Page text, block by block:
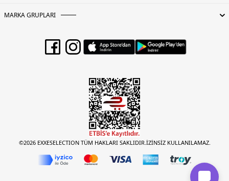
MARKA GRUPLARI
©2026 EXXESELECTION TÜM HAKLARI SAKLIDIR.İZİNSİZ KULLANILAMAZ.